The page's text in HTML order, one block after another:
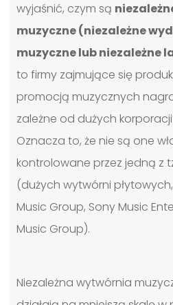
wyjaśnić, czym są
muzyczne (niezależne
muzyczne lub niezależne
to firmy zajmujące się
promocją muzycznych
zależne od dużych
Oznacza to, że nie są one
kontrolowane przez jedną z
(dużych wytwórni
Music Group, Sony Music
Music Group).
Niezależna wytwórnia